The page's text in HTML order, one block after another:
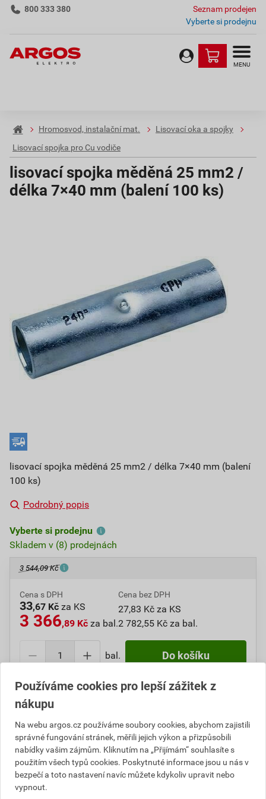
800 333 380
Seznam prodejen
Vyberte si prodejnu
MENU
Hromosvod, instalační mat.
Lisovací oka a spojky
Lisovací spojka pro Cu vodiče
lisovací spojka měděná 25 mm2 /
délka 7×40 mm (balení 100 ks)
lisovací spojka měděná 25 mm2 / délka 7×40 mm (balení
100 ks)
Podrobný popis
Vyberte si prodejnu
Skladem v (8) prodejnách
3 544,09 Kč
Cena s DPH
33,67 Kč za KS
3 366,89 Kč za bal.
Cena bez DPH
27,83 Kč za KS
2 782,55 Kč za bal.
bal. Do košíku
Do košíku přidáte1 bal. / 100 KSza3 366,89 Kč
DPH (2 782,55
Číslo položky: 1000109429
Katalogový kód: 7W5TX
Výrobky značky:
GPH
Používáme cookies pro lepší zážitek z
nákupu
Na webu argos.cz používáme soubory cookies, abychom zajistili
správné fungování stránek, měřili jejich výkon a přizpůsobili
nabídky vašim zájmům. Kliknutím na „Přijímám“ souhlasíte s
použitím všech typů cookies. Poskytnuté informace jsou u nás v
bezpečí a toto nastavení navíc můžete kdykoliv upravit nebo
vypnout.